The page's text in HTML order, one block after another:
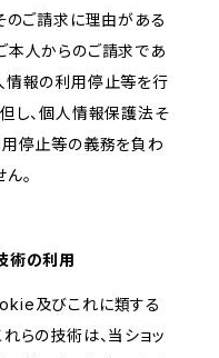
のご請求に理由がある
本人からのご請求であ
情報の利用停止等を行
し、個人情報保護法そ
用停止等の義務を負わ
。
術の利用
及びこれに類する
らの技術は、当ショッ